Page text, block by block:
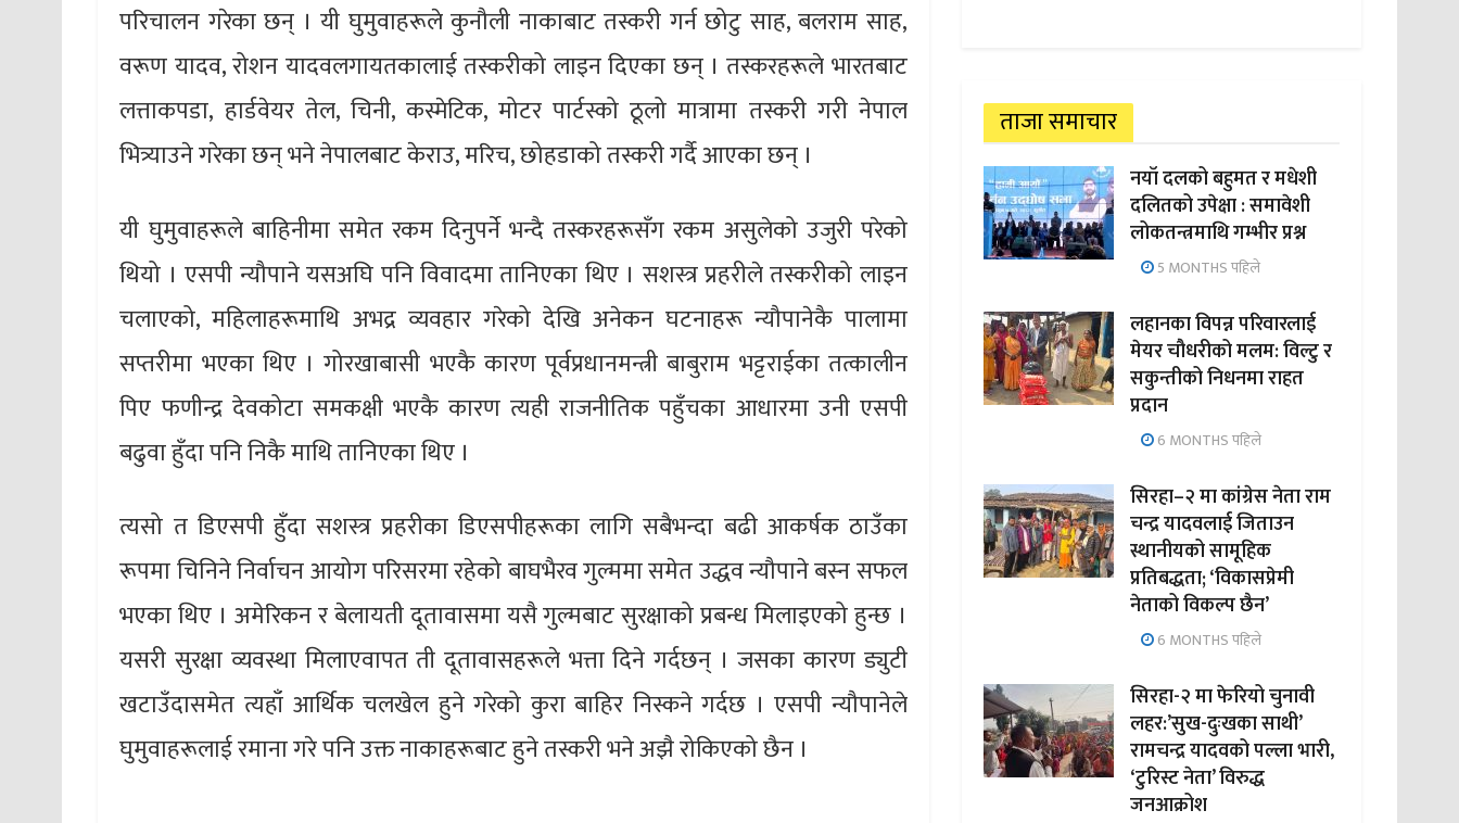
परिचालन गरेका छन् । यी घुमुवाहरूले कुनौली नाकाबाट तस्करी गर्न छोटु साह, बलराम साह,
वरूण यादव, रोशन यादवलगायतकालाई तस्करीको लाइन दिएका छन् । तस्करहरूले भारतबाट
लत्ताकपडा, हार्डवेयर तेल, चिनी, कस्मेटिक, मोटर पार्टस्को ठूलो मात्रामा तस्करी गरी नेपाल
भित्र्याउने गरेका छन् भने नेपालबाट केराउ, मरिच, छोहडाको तस्करी गर्दै आएका छन् ।
यी घुमुवाहरूले बाहिनीमा समेत रकम दिनुपर्ने भन्दै तस्करहरूसँग रकम असुलेको उजुरी परेको
थियो । एसपी न्यौपाने यसअघि पनि विवादमा तानिएका थिए । सशस्त्र प्रहरीले तस्करीको लाइन
चलाएको, महिलाहरूमाथि अभद्र व्यवहार गरेको देखि अनेकन घटनाहरू न्यौपानेकै पालामा
सप्तरीमा भएका थिए । गोरखाबासी भएकै कारण पूर्वप्रधानमन्त्री बाबुराम भट्टराईका तत्कालीन
पिए फणीन्द्र देवकोटा समकक्षी भएकै कारण त्यही राजनीतिक पहुँचका आधारमा उनी एसपी
बढुवा हुँदा पनि निकै माथि तानिएका थिए ।
त्यसो त डिएसपी हुँदा सशस्त्र प्रहरीका डिएसपीहरूका लागि सबैभन्दा बढी आकर्षक ठाउँका
रूपमा चिनिने निर्वाचन आयोग परिसरमा रहेको बाघभैरव गुल्ममा समेत उद्धव न्यौपाने बस्न सफल
भएका थिए । अमेरिकन र बेलायती दूतावासमा यसै गुल्मबाट सुरक्षाको प्रबन्ध मिलाइएको हुन्छ ।
यसरी सुरक्षा व्यवस्था मिलाएवापत ती दूतावासहरूले भत्ता दिने गर्दछन् । जसका कारण ड्युटी
खटाउँदासमेत त्यहाँ आर्थिक चलखेल हुने गरेको कुरा बाहिर निस्कने गर्दछ । एसपी न्यौपानेले
घुमुवाहरूलाई रमाना गरे पनि उक्त नाकाहरूबाट हुने तस्करी भने अझै रोकिएको छैन ।
ताजा समाचार
नयाँ दलको बहुमत र मधेशी
दलितको उपेक्षा : समावेशी
लोकतन्त्रमाथि गम्भीर प्रश्न
5 MONTHS पहिले
लहानका विपन्न परिवारलाई
मेयर चौधरीको मलम: विल्टु र
सकुन्तीको निधनमा राहत
प्रदान
6 MONTHS पहिले
सिरहा–२ मा कांग्रेस नेता राम
चन्द्र यादवलाई जिताउन
स्थानीयको सामूहिक
प्रतिबद्धता; ‘विकासप्रेमी
नेताको विकल्प छैन’
6 MONTHS पहिले
सिरहा-२ मा फेरियो चुनावी
लहर:’सुख-दुःखका साथी’
रामचन्द्र यादवको पल्ला भारी,
‘टुरिस्ट नेता’ विरुद्ध
जनआक्रोश